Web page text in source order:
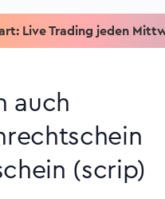
Trading jeden Mittwoch
auch
(scrip)